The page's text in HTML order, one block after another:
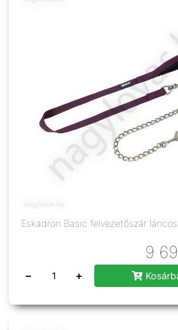
Eskadron Basic felvezetőszár
9
− +